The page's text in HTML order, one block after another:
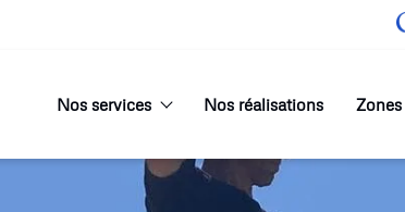
Nos services Nos réalisations